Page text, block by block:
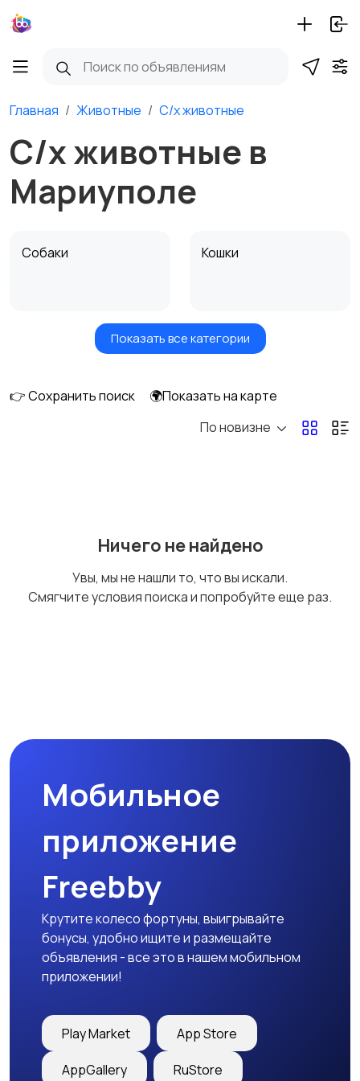
Главная Животные С/х животные
С/х животные в
Мариуполе
Собаки Кошки
Грызуны
С/х животные
Показать все категории
👉 Сохранить поиск
🌍Показать на карте
По новизне
Ничего не найдено
Увы, мы не нашли то, что вы искали.
Смягчите условия поиска и попробуйте еще раз.
Мобильное
приложение
Freebby
Крутите колесо фортуны, выигрывайте
бонусы, удобно ищите и размещайте
объявления - все это в нашем мобильном
приложении!
Play Market App Store
AppGallery RuStore